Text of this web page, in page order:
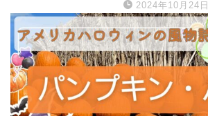
2024年10月24日